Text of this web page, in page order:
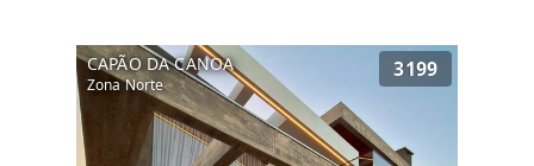
CAPÃO DA CANOA
Zona Norte
3199